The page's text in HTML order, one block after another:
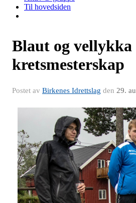
Til hovedsiden
Blaut og vellykka
kretsmesterskap
Postet av Birkenes Idrettslag den 29.